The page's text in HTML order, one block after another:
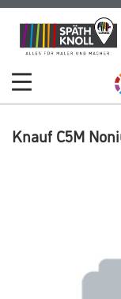
Zum
Inhalt
Zum
Navigationsmenü
Knauf C5M